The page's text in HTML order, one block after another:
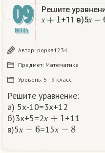
09
ИЮНЬ
Решите
х
х+1
+11 в)5х
х−6
Автор: popka1234
Предмет: Математика
Уровень: 5 - 9 класс
Решите уравнение:
а) 5х-10=3х+12
б)3х+5=2 х
х+1
+11
в)5 х
х−6
=15х
х −8